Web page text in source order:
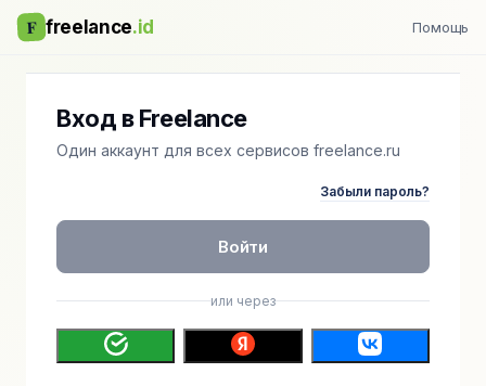
F freelance.id Помощь
Вход в Freelance
Один аккаунт для всех сервисов freelance.ru
Забыли пароль?
Войти
или через